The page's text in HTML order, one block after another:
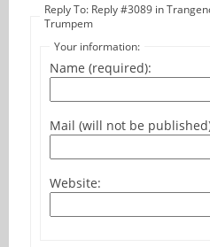
Reply To: Reply #3089 in
Trumpem
Your information:
Name (required):
Mail (will not be
Website: